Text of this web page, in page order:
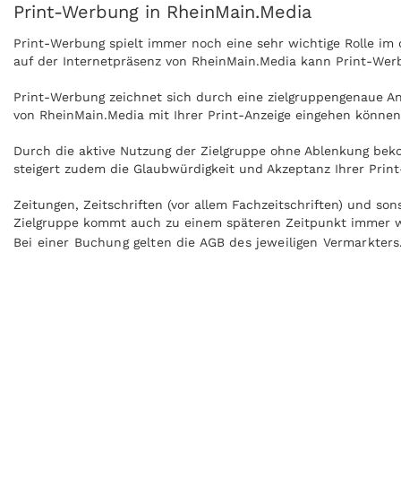
Print-Werbung in RheinMain.Media
Print-Werbung spielt immer noch eine sehr wichtige Rolle
auf der Internetpräsenz von RheinMain.Media kann Print-
Print-Werbung zeichnet sich durch eine zielgruppengenaue
von RheinMain.Media mit Ihrer Print-Anzeige eingehen
Durch die aktive Nutzung der Zielgruppe ohne Ablenkung
steigert zudem die Glaubwürdigkeit und Akzeptanz Ihrer
Zeitungen, Zeitschriften (vor allem Fachzeitschriften) und
Zielgruppe kommt auch zu einem späteren Zeitpunkt immer
Bei einer Buchung gelten die AGB des jeweiligen